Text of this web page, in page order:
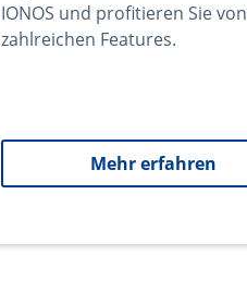
IONOS und profitieren Sie von
zahlreichen Features.
Mehr erfahren